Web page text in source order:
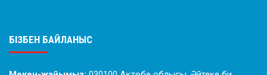
БІЗБЕН БАЙЛАНЫС